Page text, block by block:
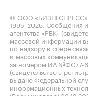
© ООО
1995–2026 . Сообщения
агентства «РБК»
массовой информации
по надзору в сфере
и массовых
за номером ИА №ФС77-
(свидетельство о
выдано Федеральной
информационных